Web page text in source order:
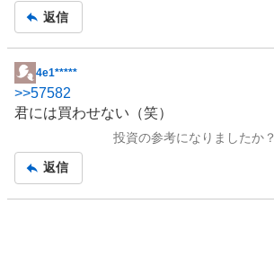
い
0
%
、
強
売
り
た
返信
掲
示
板
4e1*****
>>57582
君には買わせない（笑）
投資の参考になりましたか？
返信